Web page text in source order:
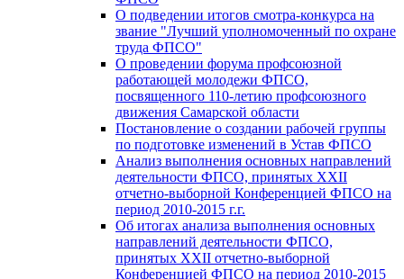
О подведении итогов смотра-конкурса на
звание "Лучший уполномоченный по охране
труда ФПСО"
О проведении форума профсоюзной
работающей молодежи ФПСО,
посвященного 110-летию профсоюзного
движения Самарской области
Постановление о создании рабочей группы
по подготовке изменений в Устав ФПСО
Анализ выполнения основных направлений
деятельности ФПСО, принятых XXII
отчетно-выборной Конференцией ФПСО на
период 2010-2015 г.г.
Об итогах анализа выполнения основных
направлений деятельности ФПСО,
принятых XXII отчетно-выборной
Конференцией ФПСО на период 2010-2015